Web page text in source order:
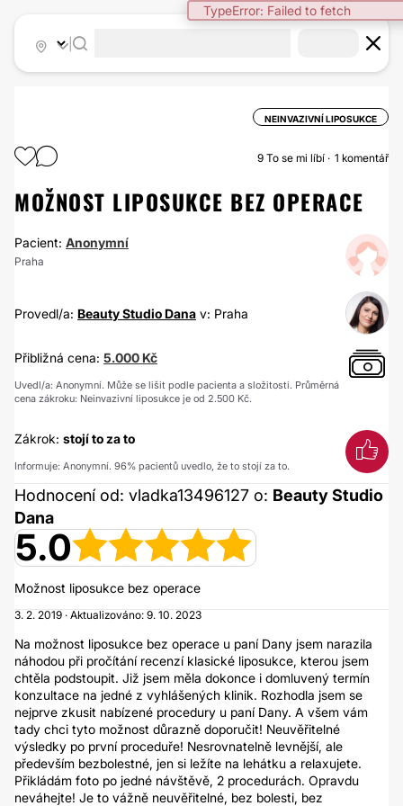
TypeError: Failed to fetch
NEINVAZIVNÍ LIPOSUKCE
9 To se mi líbí 1 komentář
MOŽNOST LIPOSUKCE BEZ OPERACE
Pacient: Anonymní
Praha
Provedl/a: Beauty Studio Dana v: Praha
Přibližná cena: 5.000 Kč
Uvedl/a: Anonymní. Může se lišit podle pacienta a složitosti. Průměrná
cena zákroku: Neinvazivní liposukce je od 2.500 Kč.
Zákrok: stojí to za to
Informuje: Anonymní. 96% pacientů uvedlo, že to stojí za to.
Hodnocení od: vladka13496127 o: Beauty Studio
Dana
5.0
Možnost liposukce bez operace
3. 2. 2019 · Aktualizováno: 9. 10. 2023
Na možnost liposukce bez operace u paní Dany jsem narazila
náhodou při pročítání recenzí klasické liposukce, kterou jsem
chtěla podstoupit. Již jsem měla dokonce i domluvený termín
konzultace na jedné z vyhlášených klinik. Rozhodla jsem se
nejprve zkusit nabízené procedury u paní Dany. A všem vám
tady chci tyto možnost důrazně doporučit! Neuvěřitelné
výsledky po první proceduře! Nesrovnatelně levnější, ale
především bezbolestné, jen si ležíte na lehátku a relaxujete.
Přikládám foto po jedné návštěvě, 2 procedurách. Opravdu
neváhejte! Je to vážně neuvěřitelné, bez bolesti, bez